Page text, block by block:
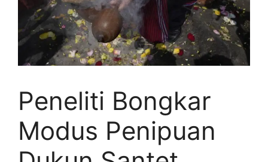
Peneliti Bongkar
Modus Penipuan